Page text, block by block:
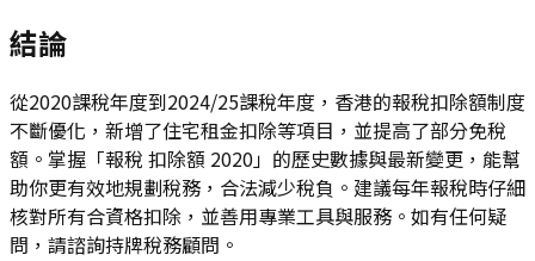
結論
從2020課稅年度到2024/25課稅年度，香港的報稅扣除額制度
不斷優化，新增了住宅租金扣除等項目，並提高了部分免稅
額。掌握「報稅 扣除額 2020」的歷史數據與最新變更，能幫
助你更有效地規劃稅務，合法減少稅負。建議每年報稅時仔細
核對所有合資格扣除，並善用專業工具與服務。如有任何疑
問，請諮詢持牌稅務顧問。